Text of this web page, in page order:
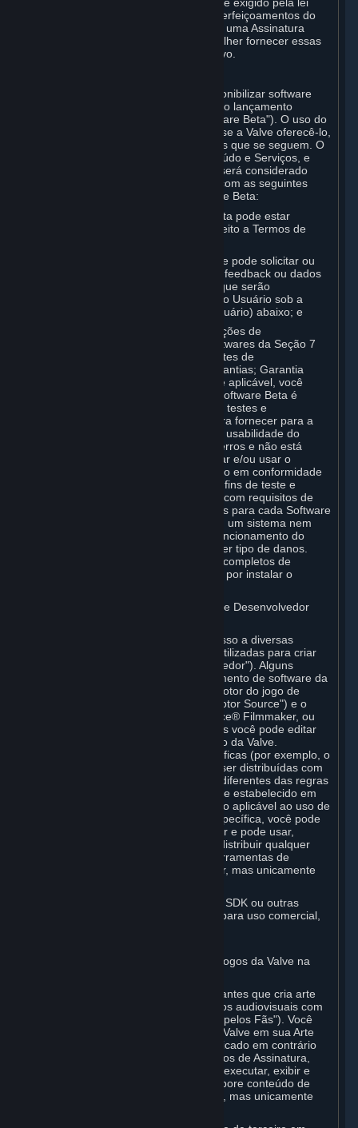
aplicável), novas versões ou outros aperfeiçoamentos do
Conteúdo e dos Serviços associados a uma Assinatura
específica, embora a Valve possa escolher fornecer essas
atualizações, etc. a seu critério exclusivo.
A Valve pode, ao longo do tempo, disponibilizar software
para você, por meio do Steam, antes do lançamento
comercial geral desse software ("Software Beta"). O uso do
Software Beta não é obrigatório, mas, se a Valve oferecê-lo,
você poderá usá-lo mediante os termos que se seguem. O
Software Beta será considerado Conteúdo e Serviços, e
cada item do Software Beta fornecido será considerado
uma Assinatura desse Software Beta, com as seguintes
disposições específicas para o Software Beta:
Seu direito de utilizar o Software Beta pode estar
limitado por tempo e pode estar sujeito a Termos de
A Valve ou qualquer afiliada da Valve pode solicitar ou
pedir o fornecimento de sugestões, feedback ou dados
relativos ao uso do Software Beta, que serão
considerados Conteúdo Gerado pelo Usuário sob a
Seção 6 (Conteúdo Gerado pelo Usuário) abaixo; e
Em acréscimo às renúncias e limitações de
responsabilidade para todos os Softwares da Seção 7
(Isenção de Responsabilidade, Limites de
Responsabilidade; Ausência de Garantias; Garantia
Limitada e Acordo) abaixo conforme aplicável, você
reconhece especificamente que o Software Beta é
lançado apenas com o propósito de testes e
aprimoramentos, especialmente para fornecer para a
Valve feedback sobre a qualidade e usabilidade do
Software Beta e, portanto, contém erros e não está
terminado. Se você optar por instalar e/ou usar o
Software Beta, deverá apenas usá-lo em conformidade
com suas finalidades, ou seja, para fins de teste e
aprimoramentos, em conformidade com requisitos de
sistema especificamente designados para cada Software
Beta, e em ambos os casos não em um sistema nem
para finalidades nas quais o mau funcionamento do
Software Beta possa causar qualquer tipo de danos.
Especialmente, mantenha backups completos de
qualquer sistema no qual você opte por instalar o
C. Licença de Uso para Ferramentas de Desenvolvedor
As suas Assinaturas podem incluir acesso a diversas
ferramentas da Valve que podem ser utilizadas para criar
conteúdo ("Ferramentas de Desenvolvedor"). Alguns
exemplos incluem: o kit de desenvolvimento de software da
Valve (o "SDK") para uma versão do motor do jogo de
computador designada "Source" (o "Motor Source") e o
editor Valve Hammer, o Software Source® Filmmaker, ou
ferramentas no jogo por meio das quais você pode editar
ou criar trabalhos derivados de um jogo da Valve.
Ferramentas de Desenvolvedor específicas (por exemplo, o
Software Source® Filmmaker) podem ser distribuídas com
Termos de Assinatura independentes, diferentes das regras
definidas nesta Seção. Exceto conforme estabelecido em
qualquer Termo de Assinatura separado aplicável ao uso de
uma Ferramenta de Desenvolvedor específica, você pode
usar as Ferramentas de Desenvolvedor e pode usar,
reproduzir, publicar, executar, exibir e distribuir qualquer
conteúdo que você criar usando as Ferramentas de
Desenvolvedor da maneira que desejar, mas unicamente
Caso você queira usar o Motor Source SDK ou outras
Ferramentas de Desenvolvedor Valve para uso comercial,
D. Licença de Uso para Conteúdo de Jogos da Valve na
A Valve estima a comunidade de Assinantes que cria arte
feita pelos fãs, ficção dos fãs e trabalhos audiovisuais com
referência a jogos da Valve ("Arte feita pelos Fãs"). Você
pode incorporar conteúdo de jogos da Valve em sua Arte
feita pelos Fãs. Exceto quando especificado em contrário
nesta Seção ou em qualquer dos Termos de Assinatura,
você poderá usar, reproduzir, publicar, executar, exibir e
distribuir Arte feita pelos Fãs que incorpore conteúdo de
jogos da Valve da maneira que desejar, mas unicamente